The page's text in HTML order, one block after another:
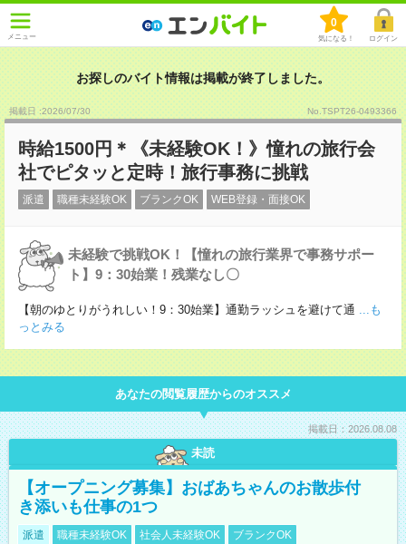
メニュー
0
気になる！ ログイン
お探しのバイト情報は掲載が終了しました。
掲載日 :2026/07/30 No.TSPT26-0493366
時給1500円＊《未経験OK！》憧れの旅行会
社でピタッと定時！旅行事務に挑戦
派遣 職種未経験OK ブランクOK WEB登録・面接OK
未経験で挑戦OK！【憧れの旅行業界で事務サポー
ト】9：30始業！残業なし〇
【朝のゆとりがうれしい！9：30始業】通勤ラッシュを避けて通 ...も
っとみる
あなたの閲覧履歴からのオススメ
掲載日：2026.08.08
未読
【オープニング募集】おばあちゃんのお散歩付
き添いも仕事の1つ
派遣 職種未経験OK 社会人未経験OK
ブランクOK